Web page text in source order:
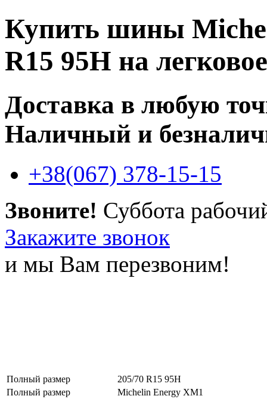
Купить шины
R15 95H на
Доставка в любую
Наличный и
+38(067) 378-15-15
Звоните! Суббота
Закажите звонок
и мы Вам перезвоним!
Полный размер
205/70 R15 95H
Полный размер
Michelin Energy XM1